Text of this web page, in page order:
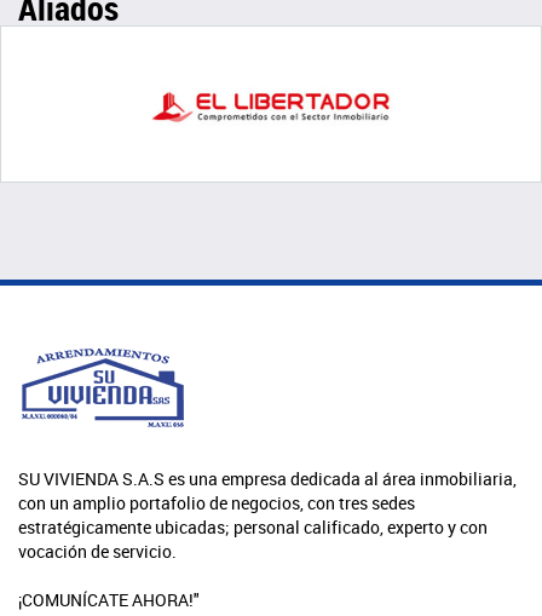
SU VIVIENDA S.A.S es una empresa dedicada al área inmobiliaria,
con un amplio portafolio de negocios, con tres sedes
estratégicamente ubicadas; personal calificado, experto y con
vocación de servicio.
¡COMUNÍCATE AHORA!"